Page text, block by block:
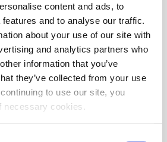
content and ads, to
and to analyse our traffic.
about your use of our site with
and analytics partners who
information that you’ve
they’ve collected from your use
to use our site, you
necessary cookies.
papir je izvršten s burze